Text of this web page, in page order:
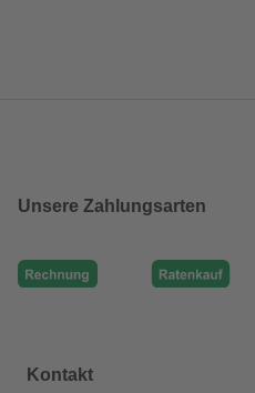
Unsere Zahlungsarten
Kontakt